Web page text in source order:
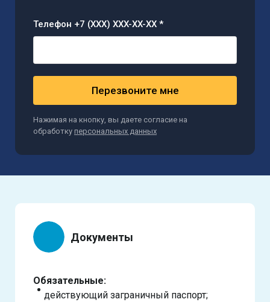
Телефон +7 (XXX) XXX-XX-XX *
Перезвоните мне
Нажимая на кнопку, вы даете согласие на
обработку персональных данных
Документы
Обязательные:
действующий заграничный паспорт;